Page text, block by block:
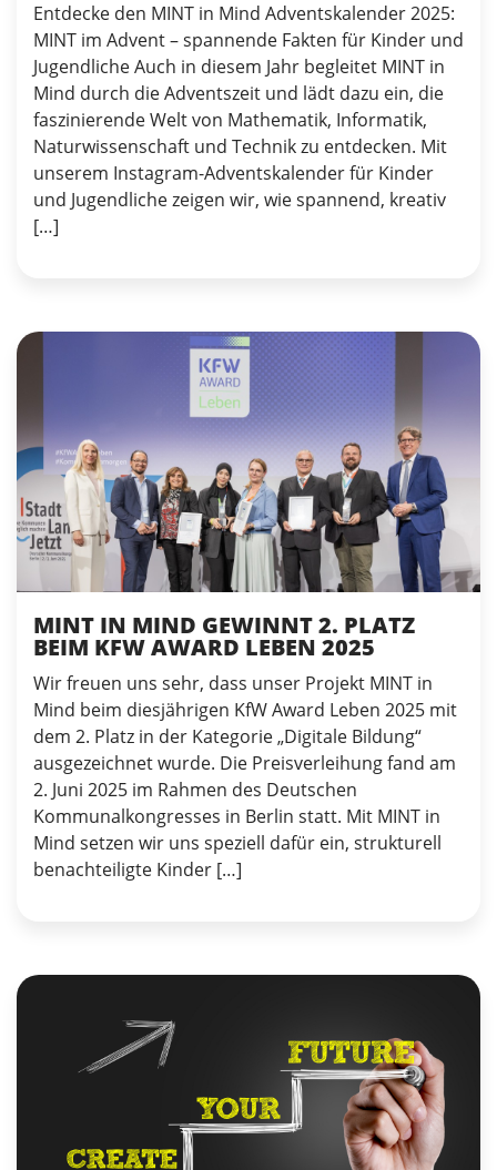
Entdecke den MINT in Mind Adventskalender 2025:
MINT im Advent – spannende Fakten für Kinder und
Jugendliche Auch in diesem Jahr begleitet MINT in
Mind durch die Adventszeit und lädt dazu ein, die
faszinierende Welt von Mathematik, Informatik,
Naturwissenschaft und Technik zu entdecken. Mit
unserem Instagram-Adventskalender für Kinder
und Jugendliche zeigen wir, wie spannend, kreativ
[…]
MINT IN MIND GEWINNT 2. PLATZ
BEIM KFW AWARD LEBEN 2025
Wir freuen uns sehr, dass unser Projekt MINT in
Mind beim diesjährigen KfW Award Leben 2025 mit
dem 2. Platz in der Kategorie „Digitale Bildung“
ausgezeichnet wurde. Die Preisverleihung fand am
2. Juni 2025 im Rahmen des Deutschen
Kommunalkongresses in Berlin statt. Mit MINT in
Mind setzen wir uns speziell dafür ein, strukturell
benachteiligte Kinder […]